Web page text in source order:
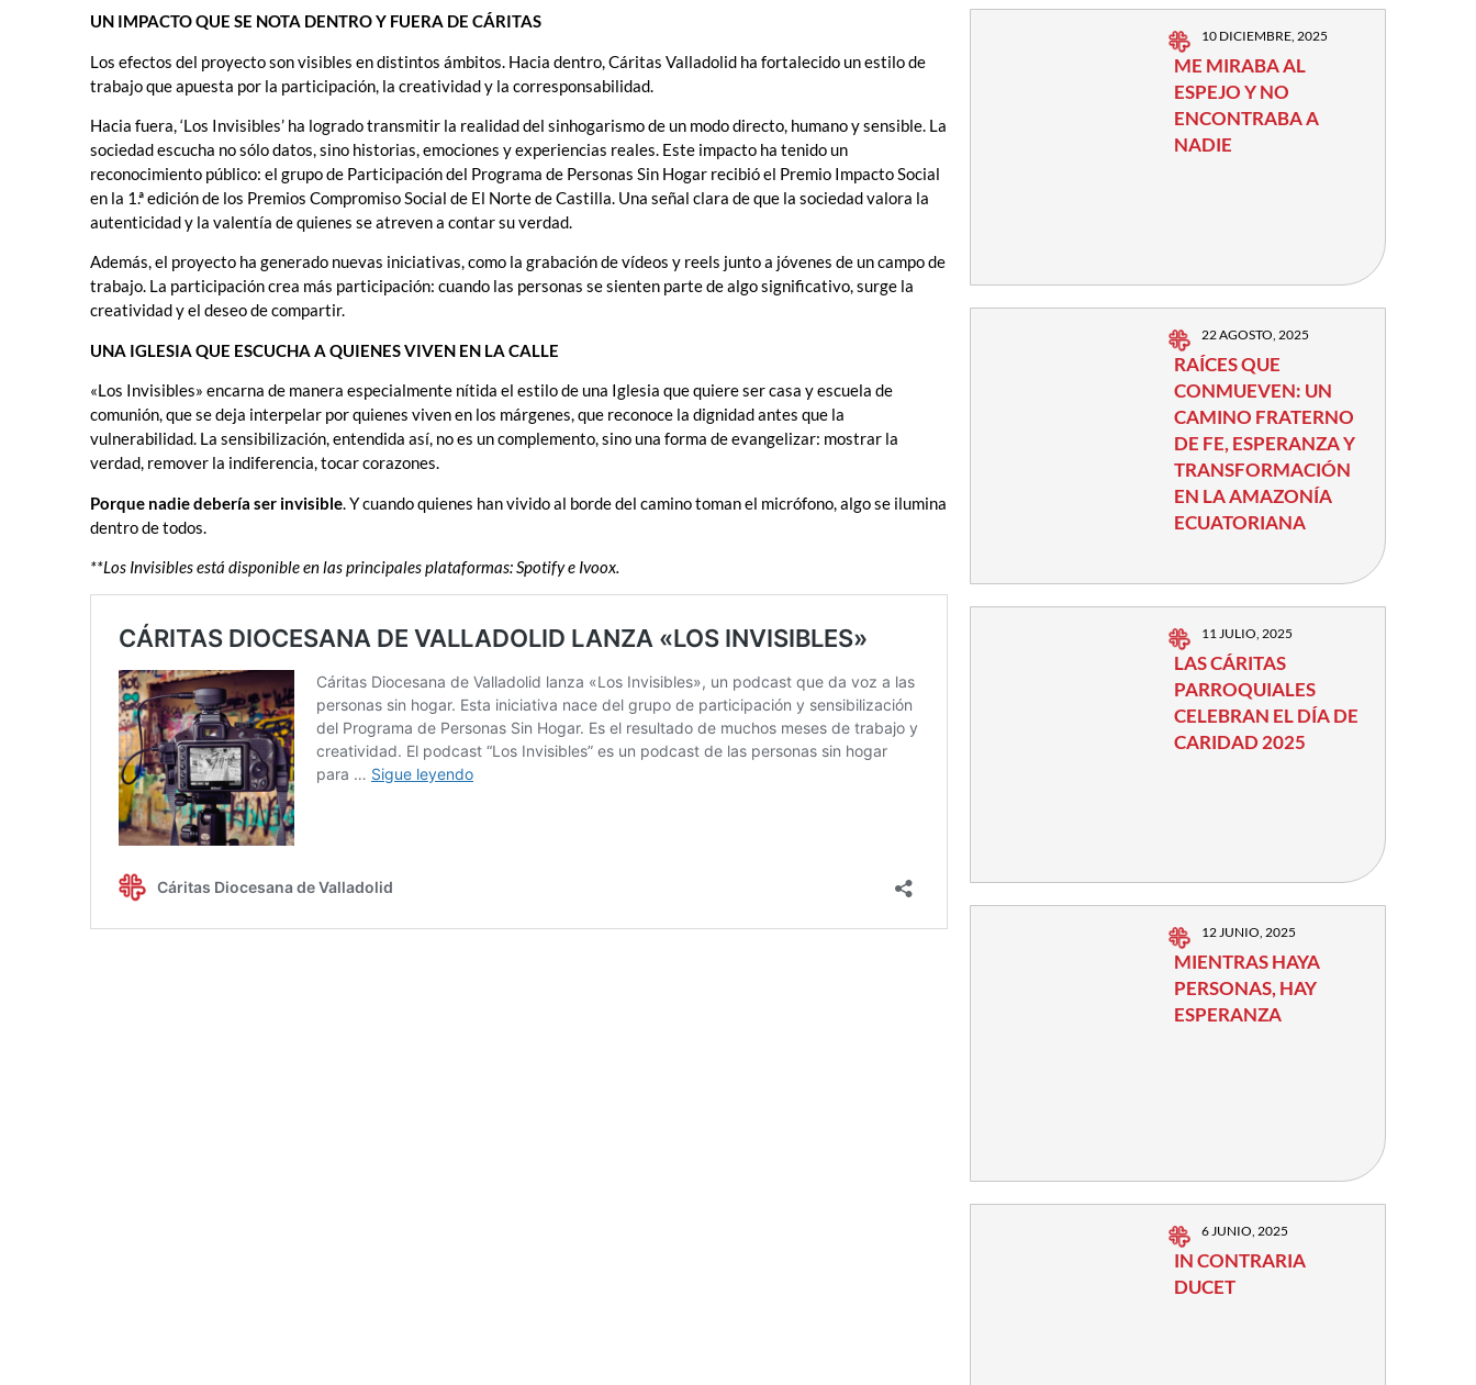
UN IMPACTO QUE SE NOTA DENTRO Y FUERA DE CÁRITAS
Los efectos del proyecto son visibles en distintos ámbitos. Hacia dentro, Cáritas Valladolid ha fortalecido un estilo de
trabajo que apuesta por la participación, la creatividad y la corresponsabilidad.
Hacia fuera, ‘Los Invisibles’ ha logrado transmitir la realidad del sinhogarismo de un modo directo, humano y sensible. La
sociedad escucha no sólo datos, sino historias, emociones y experiencias reales. Este impacto ha tenido un
reconocimiento público: el grupo de Participación del Programa de Personas Sin Hogar recibió el Premio Impacto Social
en la 1.ª edición de los Premios Compromiso Social de El Norte de Castilla. Una señal clara de que la sociedad valora la
autenticidad y la valentía de quienes se atreven a contar su verdad.
Además, el proyecto ha generado nuevas iniciativas, como la grabación de vídeos y reels junto a jóvenes de un campo de
trabajo. La participación crea más participación: cuando las personas se sienten parte de algo significativo, surge la
creatividad y el deseo de compartir.
UNA IGLESIA QUE ESCUCHA A QUIENES VIVEN EN LA CALLE
«Los Invisibles» encarna de manera especialmente nítida el estilo de una Iglesia que quiere ser casa y escuela de
comunión, que se deja interpelar por quienes viven en los márgenes, que reconoce la dignidad antes que la
vulnerabilidad. La sensibilización, entendida así, no es un complemento, sino una forma de evangelizar: mostrar la
verdad, remover la indiferencia, tocar corazones.
Porque nadie debería ser invisible . Y cuando quienes han vivido al borde del camino toman el micrófono, algo se ilumina
dentro de todos.
**Los Invisibles está disponible en las principales plataformas: Spotify e Ivoox.
10 DICIEMBRE, 2025
ME MIRABA AL
ESPEJO Y NO
ENCONTRABA A
NADIE
22 AGOSTO, 2025
RAÍCES QUE
CONMUEVEN: UN
CAMINO FRATERNO
DE FE, ESPERANZA Y
TRANSFORMACIÓN
EN LA AMAZONÍA
ECUATORIANA
11 JULIO, 2025
LAS CÁRITAS
PARROQUIALES
CELEBRAN EL DÍA DE
CARIDAD 2025
12 JUNIO, 2025
MIENTRAS HAYA
PERSONAS, HAY
ESPERANZA
6 JUNIO, 2025
IN CONTRARIA
DUCET